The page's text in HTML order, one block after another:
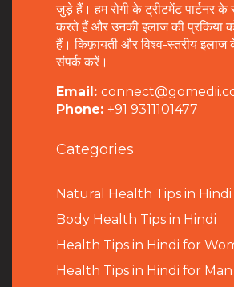
जुड़े हैं। हम रोगी के ट्रीटमेंट पार्टनर
करते हैं और उनकी इलाज की प्रकिया
हैं। किफ़ायती और विश्व-स्तरीय इलाज
संपर्क करें।
Email:
Phone: +91 9311101477
Categories
Natural Health Tips in Hindi
Body Health Tips in Hindi
Health Tips in Hindi for
Health Tips in Hindi for Man